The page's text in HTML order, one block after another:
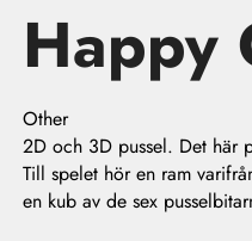
Happy
Other
2D och 3D pussel. Det här
Till spelet hör en ram
en kub av de sex